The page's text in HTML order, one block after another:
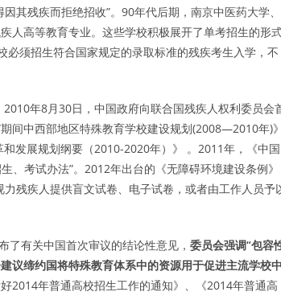
其残疾而拒绝招收”。90年代后期，南京中医药大学、
人高等教育专业。这些学校积极展开了单考招生的形
须招生符合国家规定的录取标准的残疾考生入学，不
年8月30日，中国政府向联合国残疾人权利委员会
间中西部地区特殊教育学校建设规划(2008—2010年)》
发展规划纲要（2010-2020年）》 。2011年，《中国
、考试办法”。2012年出台的《无障碍环境建设条例》
残疾人提供盲文试卷、电子试卷，或者由工作人员予
有关中国首次审议的结论性意见， 委员会强调“包容
议缔约国将特殊教育体系中的资源用于促进主流学校中
好2014年普通高校招生工作的通知》、《2014年普通高